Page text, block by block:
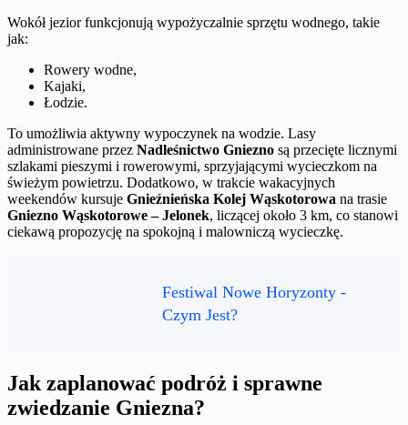
Wokół jezior funkcjonują wypożyczalnie sprzętu wodnego, takie
jak:
Rowery wodne,
Kajaki,
Łodzie.
To umożliwia aktywny wypoczynek na wodzie. Lasy
administrowane przez Nadleśnictwo Gniezno są przecięte licznymi
szlakami pieszymi i rowerowymi, sprzyjającymi wycieczkom na
świeżym powietrzu. Dodatkowo, w trakcie wakacyjnych
weekendów kursuje Gnieźnieńska Kolej Wąskotorowa na trasie
Gniezno Wąskotorowe – Jelonek, liczącej około 3 km, co stanowi
ciekawą propozycję na spokojną i malowniczą wycieczkę.
Festiwal Nowe Horyzonty -
Czym Jest?
Jak zaplanować podróż i sprawne
zwiedzanie Gniezna?